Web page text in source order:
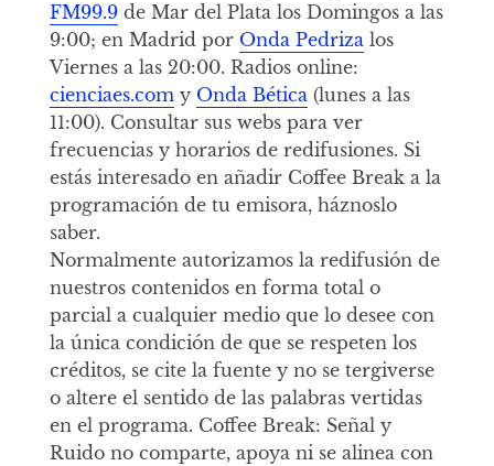
FM99.9de Mar del Plata los Domingos a las
9:00; en Madrid por Onda Pedrizalos
Viernes a las 20:00. Radios online:
cienciaes.comy Onda Bética(lunes a las
11:00). Consultar sus webs para ver
frecuencias y horarios de redifusiones. Si
estás interesado en añadir Coffee Break a la
programación de tu emisora, háznoslo
saber.
Normalmente autorizamos la redifusión de
nuestros contenidos en forma total o
parcial a cualquier medio que lo desee con
la única condición de que se respeten los
créditos, se cite la fuente y no se tergiverse
o altere el sentido de las palabras vertidas
en el programa. Coffee Break: Señal y
Ruido no comparte, apoya ni se alinea con